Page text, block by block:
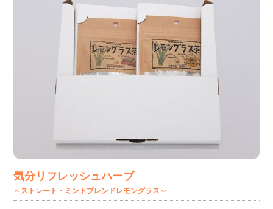
気分リフレッシュハーブ
～ストレート・ミントブレンドレモングラス～